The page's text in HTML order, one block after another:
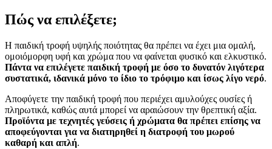
Πώς να επιλέξετε;
Η παιδική τροφή υψηλής ποιότητας θα πρέπει να έχει μια ομαλή,
ομοιόμορφη υφή και χρώμα που να φαίνεται φυσικό και ελκυστικό.
Πάντα να επιλέγετε παιδική τροφή με όσο το δυνατόν λιγότερα
συστατικά, ιδανικά μόνο το ίδιο το τρόφιμο και ίσως λίγο νερό.
Αποφύγετε την παιδική τροφή που περιέχει αμυλούχες ουσίες ή
πληρωτικά, καθώς αυτά μπορεί να αραιώσουν την θρεπτική αξία.
Προϊόντα με τεχνητές γεύσεις ή χρώματα θα πρέπει επίσης να
αποφεύγονται για να διατηρηθεί η διατροφή του μωρού
καθαρή και απλή.